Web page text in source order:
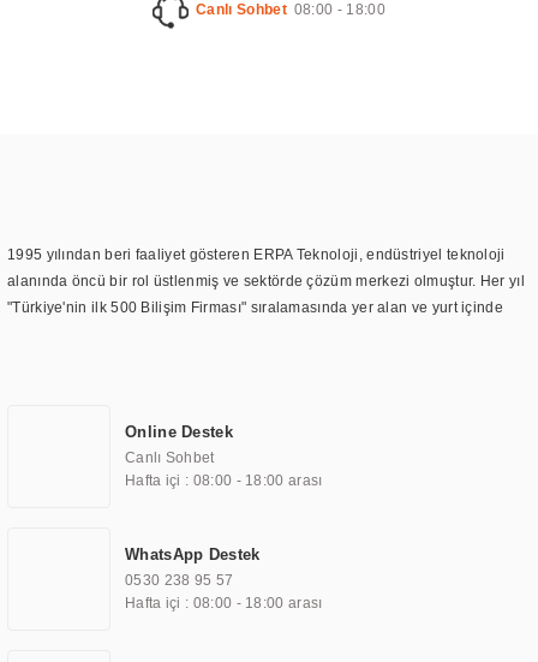
Canlı Sohbet 08:00 - 18:00
1995 yılından beri faaliyet gösteren ERPA Teknoloji, endüstriyel teknoloji
alanında öncü bir rol üstlenmiş ve sektörde çözüm merkezi olmuştur. Her yıl
"Türkiye'nin ilk 500 Bilişim Firması" sıralamasında yer alan ve yurt içinde
TOCHI markası altında kendi ürettiği ürünlerde kullanmıştır. Günümüzde
TOCHI; videowall, digital signage, kiosk, totem, akıllı durak ekranı, araç içi
ekran, asansör ekranı, digital menüboard, marin ekran, medikal ekran,
ekranları, endüstriyel ekranlar, kapı önü bilgi ekranları, panel PC,
endüstriyel Panel PC, mini PC, endüstriyel mini PC ve akıllı bina sistemleri
gibi çözümleri 4.5" ile 110” boyutları arasında üretebilirken, ayrıca standart
Online Destek
Canlı Sohbet
Hafta içi : 08:00 - 18:00 arası
WhatsApp Destek
0530 238 95 57
Hafta içi : 08:00 - 18:00 arası